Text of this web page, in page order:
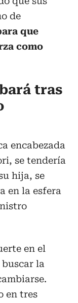
de
que
como
tras
encabezada
se tendería
hija, se
en la esfera
en el
la
en tres